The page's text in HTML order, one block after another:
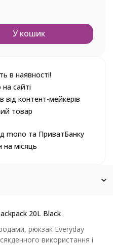
У кошик
в наявності!
сайті
від контент-мейкерів
товар
mono та ПриватБанку
на місяць
20L Black
рюкзак Everyday
використання і